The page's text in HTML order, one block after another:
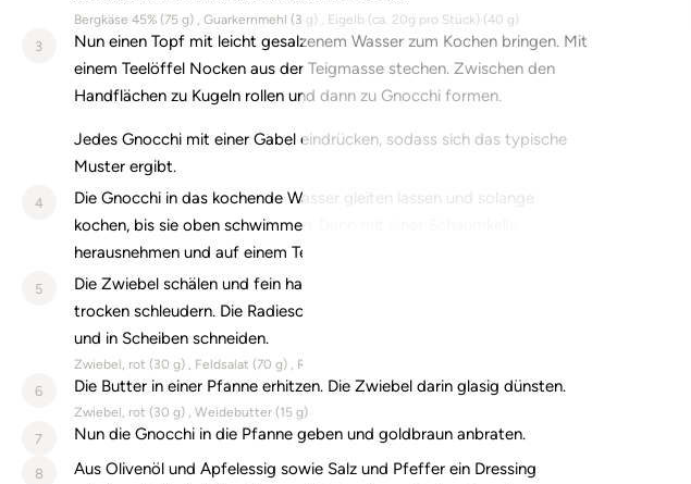
Bergkäse 45% (75g) Guarkernmehl (3 g) Eigelb (ca. 20g pro Stück) (40 g)
3
Nun einen Topf mit leicht gesalzenem Wasser zum Kochen bringen. Mit
einem Teelöffel Nocken aus der Teigmasse stechen. Zwischen den
Handflächen zu Kugeln rollen und dann zu Gnocchi formen.
Jedes Gnocchi mit einer Gabel eindrücken, sodass sich das typische
Muster ergibt.
4
Die Gnocchi in das kochende Wasser gleiten lassen und solange
kochen, bis sie oben schwimmen. Dann mit einer Schaumkelle
herausnehmen und auf einem Teller abtropfen lassen.
5
Die Zwiebel schälen und fein hacken. Den Feldsalat waschen und
trocken schleudern. Die Radieschen und die Karotten putzen, waschen
und in Scheiben schneiden.
Zwiebel, rot (30 g) Feldsalat (70 g) Radieschen (
6 Die Butter in einer Pfanne erhitzen. Die Zwiebel darin glasig dünsten.
Zwiebel, rot (30 g) Weidebutter (15g)
7 Nun die Gnocchi in die Pfanne geben und goldbraun anbraten.
8
Aus Olivenöl und Apfelessig sowie Salz und Pfeffer ein Dressing